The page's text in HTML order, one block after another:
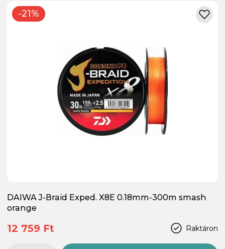
-21%
DAIWA J-Braid Exped. X8E 0.18mm-300m smash
orange
Raktáron
12 759 Ft